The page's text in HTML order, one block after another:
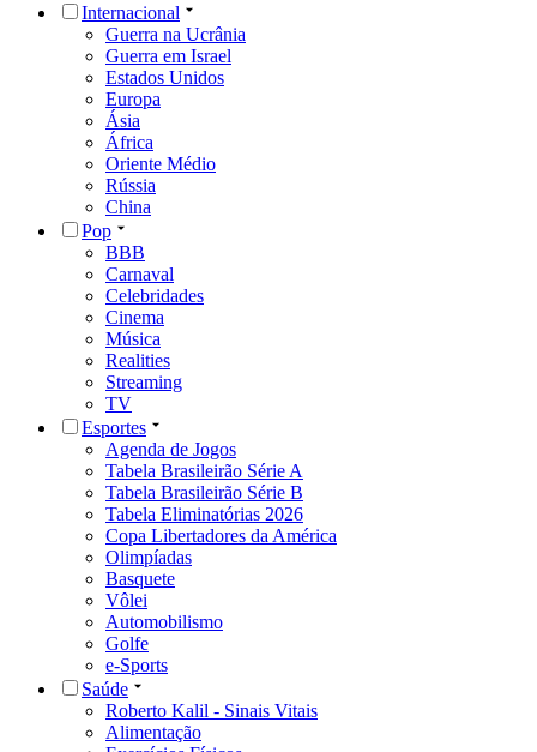
Internacional
Guerra na Ucrânia
Guerra em Israel
Estados Unidos
Europa
Ásia
África
Oriente Médio
Rússia
China
Pop
BBB
Carnaval
Celebridades
Cinema
Música
Realities
Streaming
TV
Esportes
Agenda de Jogos
Tabela Brasileirão Série A
Tabela Brasileirão Série B
Tabela Eliminatórias 2026
Copa Libertadores da América
Olimpíadas
Basquete
Vôlei
Automobilismo
Golfe
e-Sports
Saúde
Roberto Kalil - Sinais Vitais
Alimentação